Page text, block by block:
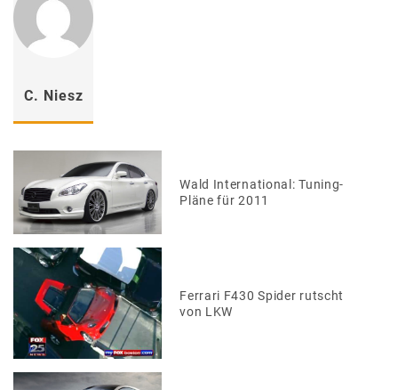
C. Niesz
Wald International: Tuning-
Pläne für 2011
Ferrari F430 Spider rutscht
von LKW